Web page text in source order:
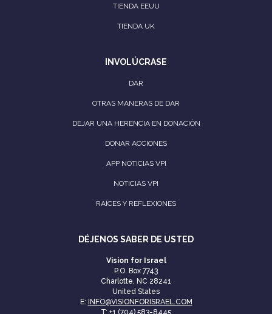
TIENDA EEUU
TIENDA UK
INVOLÚCRASE
DAR
OTRAS MANERAS DE DAR
DEJAR UNA HERENCIA EN DONACIÓN
DONAR ACCIONES
APP NOTICIAS VPI
NOTICIAS VPI
RAÍCES Y REFLEXIONES
DÉJENOS SABER DE USTED
Vision for Israel
P.O. Box 7743
Charlotte, NC 28241
United States
E:
INFO@VISIONFORISRAEL.COM
T: +1 (704) 583-8445